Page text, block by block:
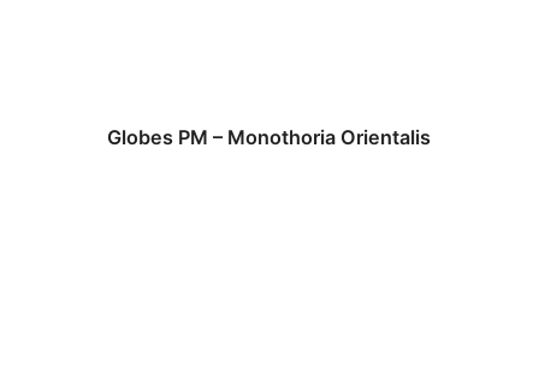
Globes PM – Monothoria Orientalis